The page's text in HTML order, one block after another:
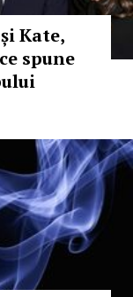
Kate,
spune